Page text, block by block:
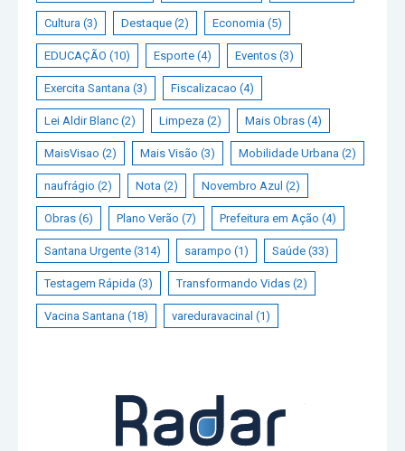
Cultura (3) Destaque (2) Economia (5)
EDUCAÇÃO (10) Esporte (4) Eventos (3)
Exercita Santana (3) Fiscalizacao (4)
Lei Aldir Blanc (2) Limpeza (2) Mais Obras (4)
MaisVisao (2) Mais Visão (3) Mobilidade Urbana (2)
naufrágio (2) Nota (2) Novembro Azul (2)
Obras (6) Plano Verão (7) Prefeitura em Ação (4)
Santana Urgente (314) sarampo (1) Saúde (33)
Testagem Rápida (3) Transformando Vidas (2)
Vacina Santana (18) vareduravacinal (1)